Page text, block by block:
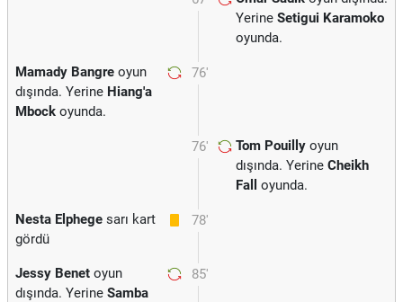
Yerine Setigui Karamoko
oyunda.
76'
Mamady Bangre oyun
dışında. Yerine Hiang'a
Mbock oyunda.
76' Tom Pouilly oyun
dışında. Yerine Cheikh
Fall
oyunda.
78'
Nesta Elphege sarı kart
gördü
85'
Jessy Benet oyun
dışında. Yerine Samba